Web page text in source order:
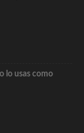
lo usas como